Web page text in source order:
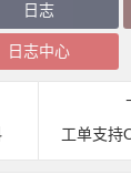
日志
日志中心
工单支持